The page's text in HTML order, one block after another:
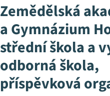
Zemědělská
a Gymnázium
střední škola a
odborná škola,
příspěvková